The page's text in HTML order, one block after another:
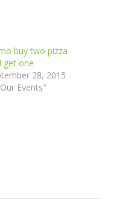
buy two pizza
get one
28, 2015
Events"